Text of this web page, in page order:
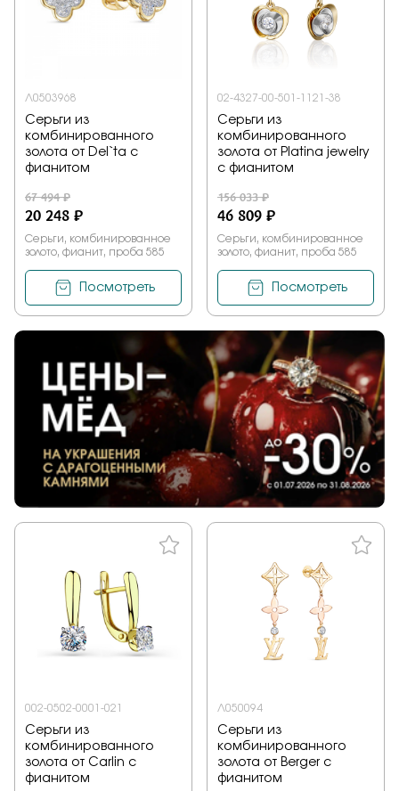
Л0503968
Серьги из
комбинированного
золота от Del`ta с
фианитом
67 494 ₽
20 248 ₽
Серьги, комбинированное
золото, фианит, проба 585
Посмотреть
02-4327-00-501-1121-38
Серьги из
комбинированного
золота от Platina jewelry
с фианитом
156 033 ₽
46 809 ₽
Серьги, комбинированное
золото, фианит, проба 585
Посмотреть
002-0502-0001-021
Серьги из
комбинированного
золота от Carlin с
фианитом
Л050094
Серьги из
комбинированного
золота от Berger с
фианитом
Заказать
Подтверждаю, что я ознакомлен и согласен с условиями
политики конфиденциальности
Отправить